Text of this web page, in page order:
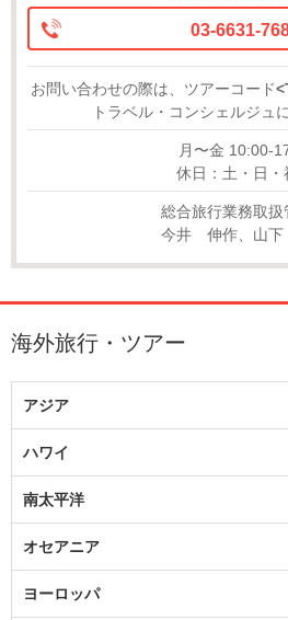
03-6631-
お問い合わせの際は、ツアーコード
トラベル・コンシェルジュ
月〜金 10:00-
休日：土・日・
総合旅行業務取扱
今井 伸作、山
海外旅行・ツアー
アジア
ハワイ
南太平洋
オセアニア
ヨーロッパ